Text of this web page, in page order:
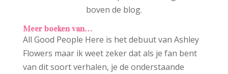
boven de blog.
Meer boeken van…
All Good People Here is het debuut van Ashley
Flowers maar ik weet zeker dat als je fan bent
van dit soort verhalen, je de onderstaande